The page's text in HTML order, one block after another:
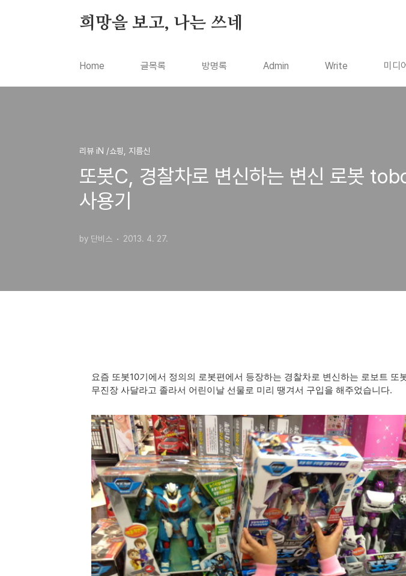
희망을 보고, 나는 쓰네
Home 글목록 방명록 Admin Write 미디
리뷰 iN /쇼핑, 지름신
또봇C, 경찰차로 변신하는 변신 로봇
사용기
by 단비스 2013. 4. 27.
요즘 또봇10기에서 정의의 로봇편에서 등장하는 경찰차로 변신하는 로보트 또
무진장 사달라고 졸라서 어린이날 선물로 미리 땡겨서 구입을 해주었습니다.